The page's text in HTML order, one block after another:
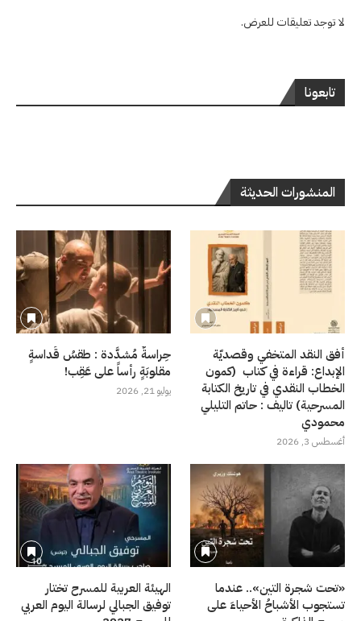
لا توجد تعليقات للعرض.
تابعونا
المنشورات الحديثة
أفق النقد المتخفي وقصديّة
الإبداع: قراءة في كتاب (كمون
الخطاب النقدي في تاريخ الكتابة
المسرحية) تاليف : حاتم التليلي
محمودي
أغسطس 3, 2026
حِراسةٌ مُشدَّدة : طقسُ قَداسةٍ
مقلوبَةٍ رأساً على عَقِب!
يوليو 21, 2026
«تحت شجرة التين».. عندما
تستجوب الأشباحُ الأحياءَ على
الهيئة العربية للمسرح تختار
توفيق الجبالي لرسالة اليوم العربي